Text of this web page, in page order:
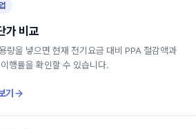
가 비교
량을 넣으면 현재 전기요금 대비 PPA 절감액과
행률을 확인할 수 있습니다.
기